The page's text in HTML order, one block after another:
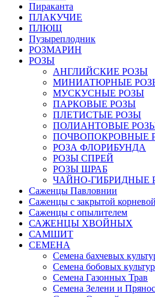
Пираканта
ПЛАКУЧИЕ
ПЛЮЩ
Пузыреплодник
РОЗМАРИН
РОЗЫ
АНГЛИЙСКИЕ РОЗЫ
МИНИАТЮРНЫЕ
МУСКУСНЫЕ РОЗЫ
ПАРКОВЫЕ РОЗЫ
ПЛЕТИСТЫЕ РОЗЫ
ПОЛИАНТОВЫЕ
ПОЧВОПОКРОВНЫЕ
РОЗА ФЛОРИБУНДА
РОЗЫ СПРЕЙ
РОЗЫ ШРАБ
ЧАЙНО-ГИБРИДНЫЕ
Саженцы Павловнии
Саженцы с закрытой
Саженцы с опылителем
САЖЕНЦЫ ХВОЙНЫХ
САМШИТ
СЕМЕНА
Семена бахчевых
Семена бобовых культур
Семена Газонных Трав
Семена Зелени и